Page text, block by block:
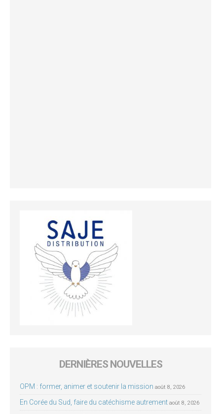
DERNIÈRES NOUVELLES
OPM : former, animer et soutenir la mission août 8, 2026
En Corée du Sud, faire du catéchisme autrement août 8, 2026